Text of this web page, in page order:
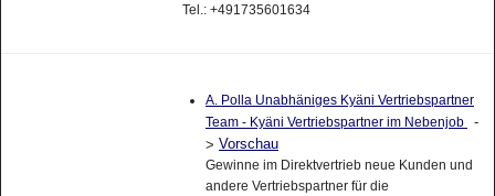
Tel.: +491735601634
A. Polla Unabhäniges Kyäni Vertriebspartner
Team - Kyäni Vertriebspartner im Nebenjob
-
> Vorschau
Gewinne im Direktvertrieb neue Kunden und
andere Vertriebspartner für die